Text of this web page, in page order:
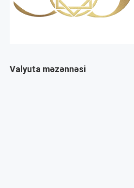
Valyuta məzənnəsi